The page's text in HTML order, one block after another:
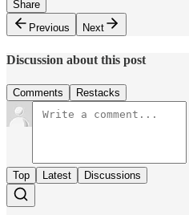
Share
Previous
Next
Discussion about this post
Comments Restacks
Top Latest Discussions